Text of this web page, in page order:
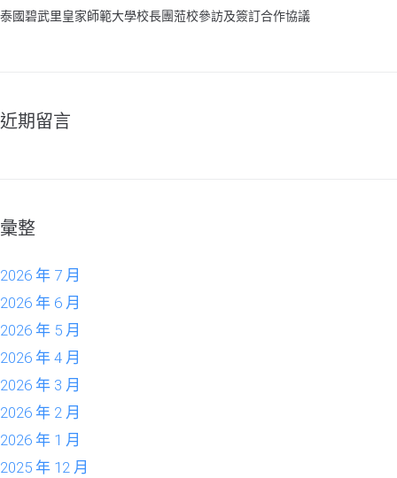
泰國碧武里皇家師範大學校長團蒞校參訪及簽訂合作協議
近期留言
彙整
2026 年 7 月
2026 年 6 月
2026 年 5 月
2026 年 4 月
2026 年 3 月
2026 年 2 月
2026 年 1 月
2025 年 12 月